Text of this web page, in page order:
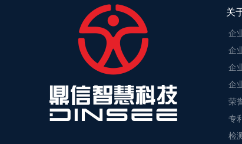
关
企
企
企
企
荣
专
检